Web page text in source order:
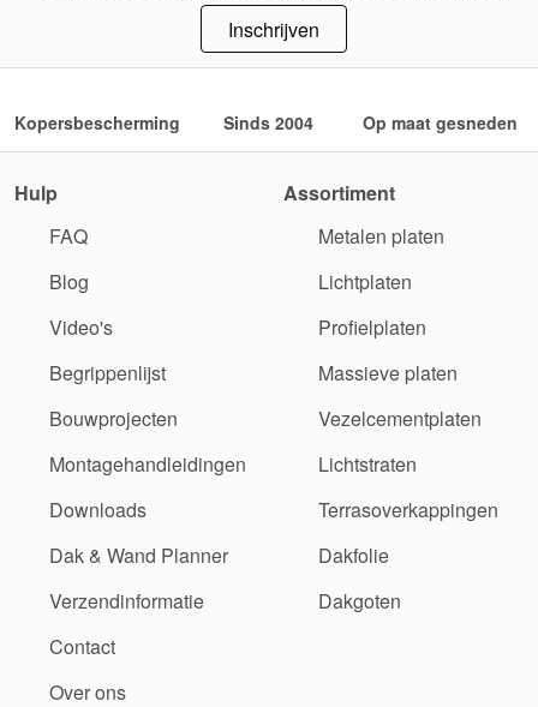
Inschrijven
Kopersbescherming Sinds 2004 Op maat gesneden
Hulp
FAQ
Blog
Video's
Begrippenlijst
Bouwprojecten
Montagehandleidingen
Downloads
Dak & Wand Planner
Verzendinformatie
Contact
Over ons
Assortiment
Metalen platen
Lichtplaten
Profielplaten
Massieve platen
Vezelcementplaten
Lichtstraten
Terrasoverkappingen
Dakfolie
Dakgoten